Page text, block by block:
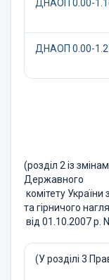
ДНАОП 0.00-
ДНАОП 0.00-
(розділ 2 із
Державного
комітету
та гірничого
від 01.10.2007 р.
(У розділі 3